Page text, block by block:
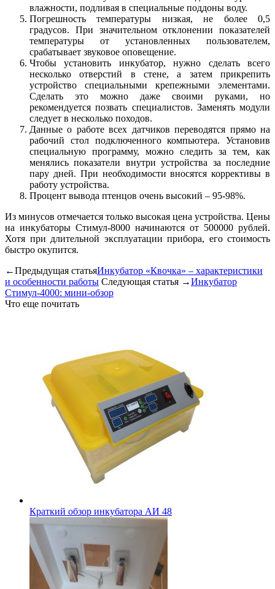
влажности, подливая в специальные поддоны воду.
Погрешность температуры низкая, не более 0,5
градусов. При значительном отклонении показателей
температуры от установленных пользователем,
срабатывает звуковое оповещение.
Чтобы установить инкубатор, нужно сделать всего
несколько отверстий в стене, а затем прикрепить
устройство специальными крепежными элементами.
Сделать это можно даже своими руками, но
рекомендуется позвать специалистов. Заменять модули
следует в несколько походов.
Данные о работе всех датчиков переводятся прямо на
рабочий стол подключенного компьютера. Установив
специальную программу, можно следить за тем, как
менялись показатели внутри устройства за последние
пару дней. При необходимости вносятся коррективы в
работу устройства.
Процент вывода птенцов очень высокий – 95-98%.
Из минусов отмечается только высокая цена устройства. Цены
на инкубаторы Стимул-8000 начинаются от 500000 рублей.
Хотя при длительной эксплуатации прибора, его стоимость
быстро окупится.
←Предыдущая статьяИнкубатор «Квочка» – характеристики
и особенности работы Следующая статья →Инкубатор
Стимул-4000: мини-обзор
Что еще почитать
Краткий обзор инкубатора АИ 48